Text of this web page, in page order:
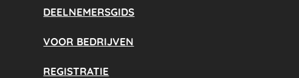
DEELNEMERSGIDS
VOOR BEDRIJVEN
REGISTRATIE